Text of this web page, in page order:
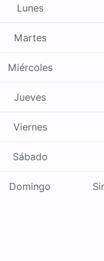
Lunes
Martes
Miércoles
Jueves
Viernes
Sábado
Domingo